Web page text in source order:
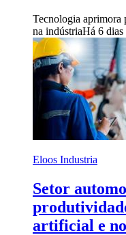
Tecnologia aprimora
na indústriaHá 6 dias
Eloos Industria
Setor
artificial e